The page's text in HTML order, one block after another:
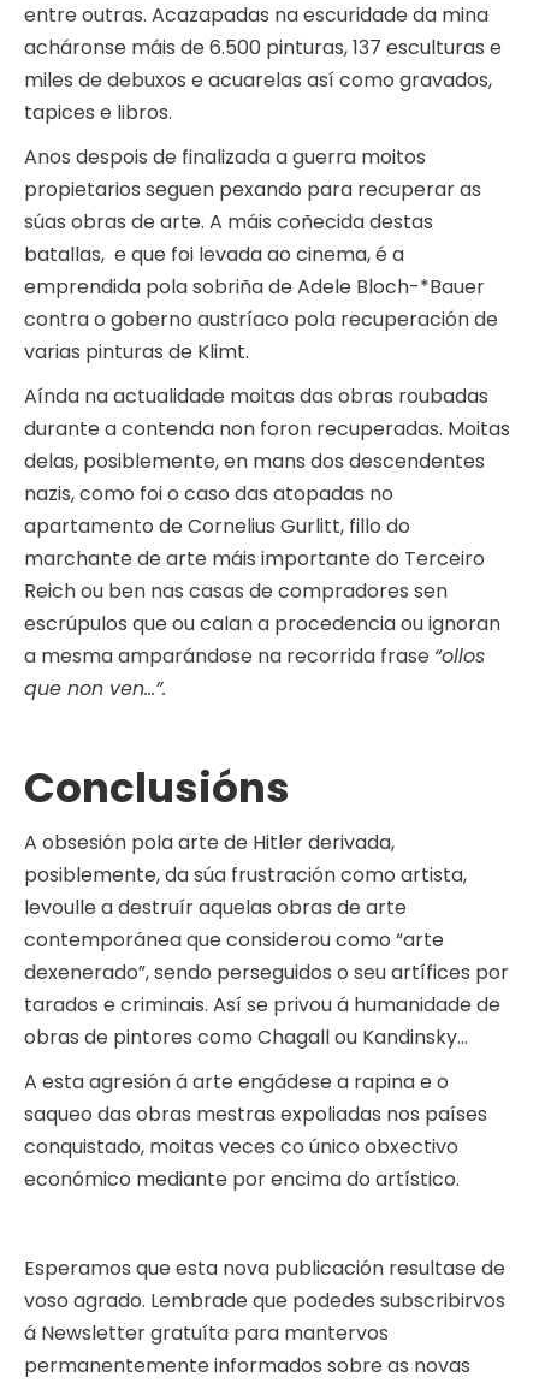
entre outras. Acazapadas na escuridade da mina
acháronse máis de 6.500 pinturas, 137 esculturas e
miles de debuxos e acuarelas así como gravados,
tapices e libros.
Anos despois de finalizada a guerra moitos
propietarios seguen pexando para recuperar as
súas obras de arte. A máis coñecida destas
batallas, e que foi levada ao cinema, é a
emprendida pola sobriña de Adele Bloch-*Bauer
contra o goberno austríaco pola recuperación de
varias pinturas de Klimt.
Aínda na actualidade moitas das obras roubadas
durante a contenda non foron recuperadas. Moitas
delas, posiblemente, en mans dos descendentes
nazis, como foi o caso das atopadas no
apartamento de Cornelius Gurlitt, fillo do
marchante de arte máis importante do Terceiro
Reich ou ben nas casas de compradores sen
escrúpulos que ou calan a procedencia ou ignoran
a mesma amparándose na recorrida frase “ollos
que non ven…”.
Conclusións
A obsesión pola arte de Hitler derivada,
posiblemente, da súa frustración como artista,
levoulle a destruír aquelas obras de arte
contemporánea que considerou como “arte
dexenerado”, sendo perseguidos o seu artífices por
tarados e criminais. Así se privou á humanidade de
obras de pintores como Chagall ou Kandinsky…
A esta agresión á arte engádese a rapina e o
saqueo das obras mestras expoliadas nos países
conquistado, moitas veces co único obxectivo
económico mediante por encima do artístico.
Esperamos que esta nova publicación resultase de
voso agrado. Lembrade que podedes subscribirvos
á Newsletter gratuíta para mantervos
permanentemente informados sobre as novas